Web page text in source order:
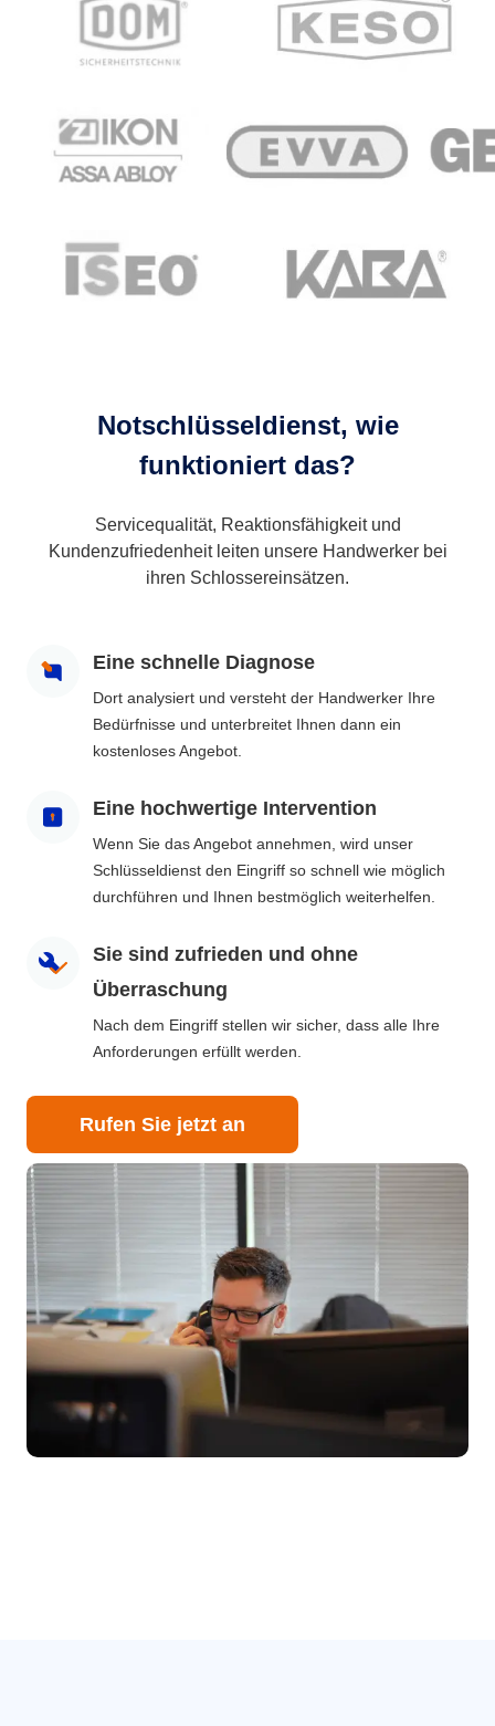
Notschlüsseldienst, wie
funktioniert das?
Servicequalität, Reaktionsfähigkeit und
Kundenzufriedenheit leiten unsere Handwerker bei
ihren Schlossereinsätzen.
Eine schnelle Diagnose
Dort analysiert und versteht der Handwerker Ihre
Bedürfnisse und unterbreitet Ihnen dann ein
kostenloses Angebot.
Eine hochwertige Intervention
Wenn Sie das Angebot annehmen, wird unser
Schlüsseldienst den Eingriff so schnell wie möglich
durchführen und Ihnen bestmöglich weiterhelfen.
Sie sind zufrieden und ohne
Überraschung
Nach dem Eingriff stellen wir sicher, dass alle Ihre
Anforderungen erfüllt werden.
Rufen Sie jetzt an